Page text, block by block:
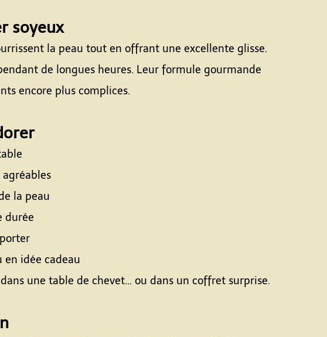
soyeux
la peau tout en offrant une excellente glisse.
de longues heures. Leur formule gourmande
encore plus complices.
agréables
la peau
durée
en idée cadeau
une table de chevet… ou dans un coffret surprise.